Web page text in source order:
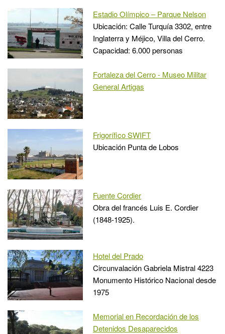
Estadio Olímpico – Parque Nelson
Ubicación: Calle Turquía 3302, entre
Inglaterra y Méjico, Villa del Cerro.
Capacidad: 6.000 personas
Fortaleza del Cerro - Museo Militar
General Artigas
Frigorífico SWIFT
Ubicación Punta de Lobos
Fuente Cordier
Obra del francés Luis E. Cordier
(1848-1925).
Hotel del Prado
Circunvalación Gabriela Mistral 4223
Monumento Histórico Nacional desde
1975
Memorial en Recordación de los
Detenidos Desaparecidos